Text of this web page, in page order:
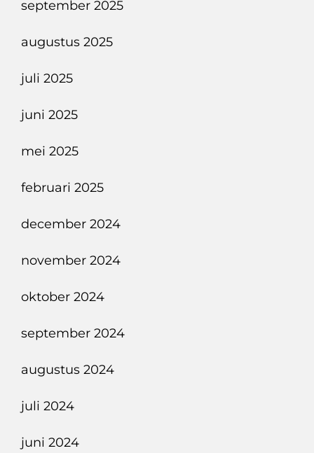
september 2025
augustus 2025
juli 2025
juni 2025
mei 2025
februari 2025
december 2024
november 2024
oktober 2024
september 2024
augustus 2024
juli 2024
juni 2024